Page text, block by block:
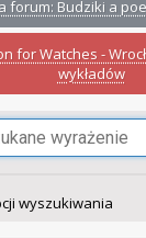
forum: Budziki a
for Watches -
wykładów
wyszukiwania